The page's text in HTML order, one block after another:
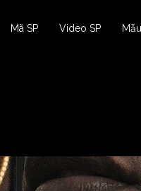
Mã SP Video SP
Dây